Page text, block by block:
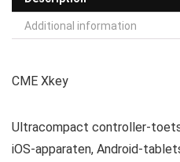
Additional information
CME Xkey
Ultracompact controller-
iOS-apparaten, Android-